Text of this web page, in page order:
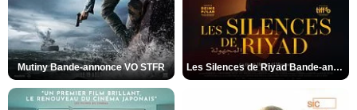
Mutiny Bande-annonce VO STFR Les Silences de Riyad Bande-annonce VO STFR